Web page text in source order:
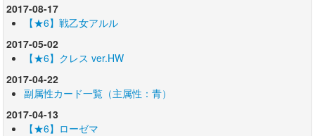
2017-08-17
【★6】戦乙女アルル
2017-05-02
【★6】クレス ver.HW
2017-04-22
副属性カード一覧（主属性：青）
2017-04-13
【★6】ローゼマ